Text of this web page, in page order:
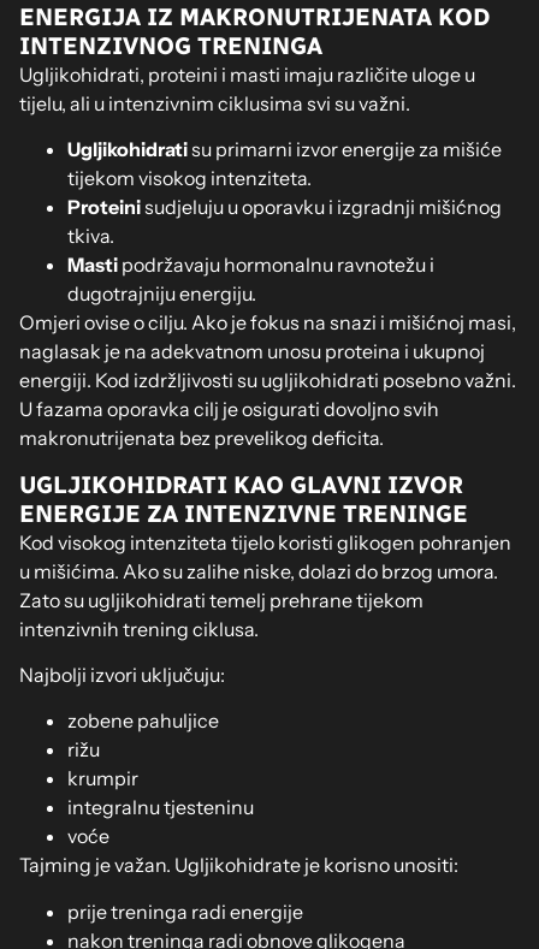
ENERGIJA IZ MAKRONUTRIJENATA KOD
INTENZIVNOG TRENINGA
Ugljikohidrati, proteini i masti imaju različite uloge u
tijelu, ali u intenzivnim ciklusima svi su važni.
Ugljikohidratisu primarni izvor energije za mišiće
tijekom visokog intenziteta.
Proteinisudjeluju u oporavku i izgradnji mišićnog
tkiva.
Masti podržavaju hormonalnu ravnotežu i
dugotrajniju energiju.
Omjeri ovise o cilju. Ako je fokus na snazi i mišićnoj masi,
naglasak je na adekvatnom unosu proteina i ukupnoj
energiji. Kod izdržljivosti su ugljikohidrati posebno važni.
U fazama oporavka cilj je osigurati dovoljno svih
makronutrijenata bez prevelikog deficita.
UGLJIKOHIDRATI KAO GLAVNI IZVOR
ENERGIJE ZA INTENZIVNE TRENINGE
Kod visokog intenziteta tijelo koristi glikogen pohranjen
u mišićima. Ako su zalihe niske, dolazi do brzog umora.
Zato su ugljikohidrati temelj prehrane tijekom
intenzivnih trening ciklusa.
Najbolji izvori uključuju:
zobene pahuljice
rižu
krumpir
integralnu tjesteninu
voće
Tajming je važan. Ugljikohidrate je korisno unositi:
prije treninga radi energije
nakon treninga radi obnove glikogena